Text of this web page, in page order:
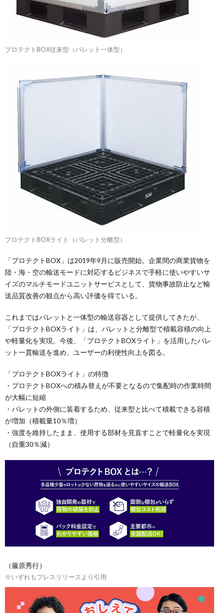
プロテクトBOX従来型（パレット一体型）
プロテクトBOXライト（パレット分離型）
「プロテクトBOX」は2019年9月に販売開始。企業間の商業貨物を
陸・海・空の輸送モードに対応するビジネスで手軽に使いやすいサ
イズのマルチモードユニットサービスとして、貨物事故防止など輸
送品質改善の観点から高い評価を得ている。
これまではパレットと一体型の輸送容器として提供してきたが、
「プロテクトBOXライト」は、パレットと分離型で積載容積の向上
や軽量化を実現。今後、「プロテクトBOXライト」を活用したパレ
ット一貫輸送を進め、ユーザーの利便性向上を図る。
「プロテクトBOXライト」の特徴
・プロテクトBOXへの積み替えが不要となるので集配時の作業時間
が大幅に短縮
・パレットの外側に装着するため、従来型と比べて積載できる容積
が増加（積載量10％増）
・強度を維持したまま、使用する部材を見直すことで軽量化を実現
（自重30％減）
（藤原秀行）
※いずれもプレスリリースより引用